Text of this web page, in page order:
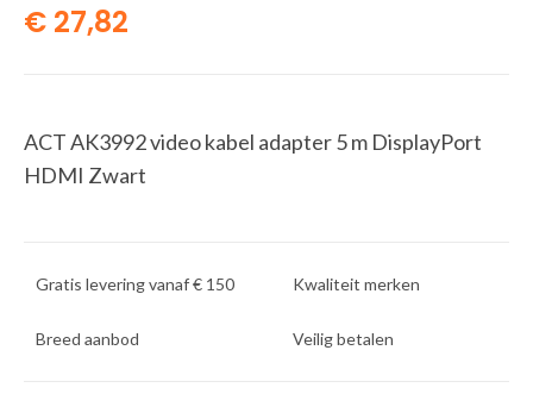
€ 27,82
ACT AK3992 video kabel adapter 5 m DisplayPort
HDMI Zwart
Gratis levering vanaf € 150 Kwaliteit merken
Breed aanbod Veilig betalen